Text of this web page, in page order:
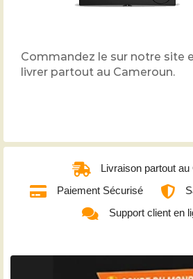
Commandez le sur notre site
livrer partout au Cameroun.
Livraison partout
Paiement Sécurisé
Support client en